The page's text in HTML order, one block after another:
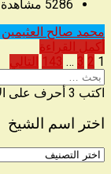
5286 مشاهدة
محمد صالح العثيمين
أكمل القراءة
تعدد
صفحات
المقالات
1
2
3
…
143 التالي
البحث
عن
اكتب 3 أحرف على الأقل.
اختر اسم الشيخ
اختر